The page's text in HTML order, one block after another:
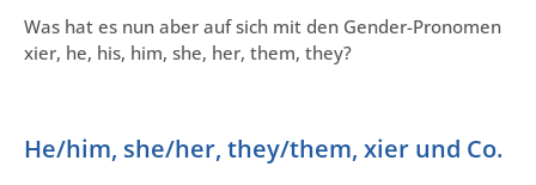
Was hat es nun aber auf sich mit den Gender-Pronomen
xier, he, his, him, she, her, them, they?
He/him, she/her, they/them, xier und Co.